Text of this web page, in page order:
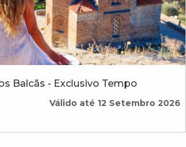
Balcãs - Exclusivo Tempo
Válido até 12 Setembro 2026